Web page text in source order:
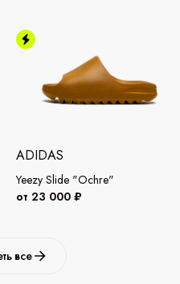
ADIDAS
Yeezy Slide "Ochre"
от 23 000 ₽
все